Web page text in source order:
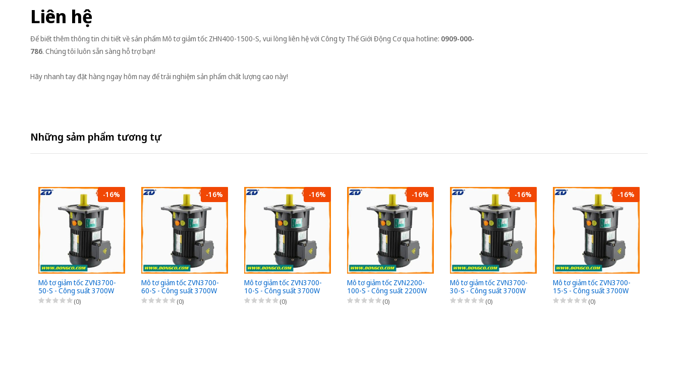
Liên hệ
Để biết thêm thông tin chi tiết về sản phẩm Mô tơ giảm tốc ZHN400-1500-S, vui lòng liên hệ với Công ty Thế Giới Động Cơ qua hotline: 0909-000-
786. Chúng tôi luôn sẵn sàng hỗ trợ bạn!
Hãy nhanh tay đặt hàng ngay hôm nay để trải nghiệm sản phẩm chất lượng cao này!
Những sảm phẩm tương tự
-16%
Mô tơ giảm tốc ZVN3700-
50-S - Công suất 3700W
(5HP) - 1/50 - Chân đế -
3Pha 220/380VAC
(0)
-16%
Mô tơ giảm tốc ZVN3700-
60-S - Công suất 3700W
(5HP) - 1/60 - Chân đế -
3Pha 220/380VAC
(0)
-16%
Mô tơ giảm tốc ZVN3700-
10-S - Công suất 3700W
(5HP) - 1/10 - Chân đế -
3Pha 220/380VAC
(0)
-16%
Mô tơ giảm tốc ZVN2200-
100-S - Công suất 2200W
(3HP) - 1/100 - Chân đế -
3Pha 220/380VAC
(0)
-16%
Mô tơ giảm tốc ZVN3700-
30-S - Công suất 3700W
(5HP) - 1/30 - Chân đế -
3Pha 220/380VAC
(0)
-16%
Mô tơ giảm tốc ZVN3700-
15-S - Công suất 3700W
(5HP) - 1/15 - Chân đế -
3Pha 220/380VAC
(0)